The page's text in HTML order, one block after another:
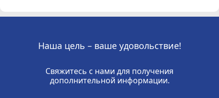
Наша цель – ваше удовольствие!
Свяжитесь с нами для получения
дополнительной информации.